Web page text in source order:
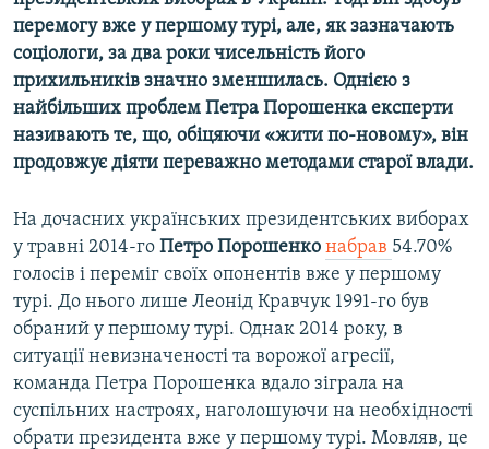
перемогу вже у першому турі, але, як зазначають
соціологи, за два роки чисельність його
прихильників значно зменшилась. Однією з
найбільших проблем Петра Порошенка експерти
називають те, що, обіцяючи «жити по-новому», він
продовжує діяти переважно методами старої влади.
На дочасних українських президентських виборах
у травні 2014-го Петро Порошенко набрав 54.70%
голосів і переміг своїх опонентів вже у першому
турі. До нього лише Леонід Кравчук 1991-го був
обраний у першому турі. Однак 2014 року, в
ситуації невизначеності та ворожої агресії,
команда Петра Порошенка вдало зіграла на
суспільних настроях, наголошуючи на необхідності
обрати президента вже у першому турі. Мовляв, це